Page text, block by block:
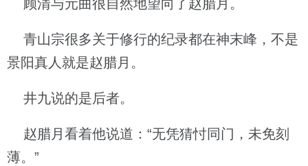
顾清与元曲很自然地望向了赵腊月。
青山宗很多关于修行的纪录都在神末峰，不是
景阳真人就是赵腊月。
井九说的是后者。
赵腊月看着他说道：“无凭猜忖同门，未免刻
薄。”